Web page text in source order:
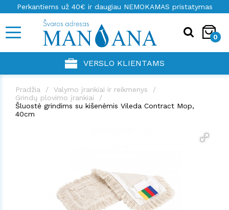
Perkantiems už 40€ ir daugiau NEMOKAMAS pristatymas
0
VERSLO KLIENTAMS
Pradžia
Valymo įrankiai ir reikmenys
Grindų plovimo įrankiai
Šluostė grindims su kišenėmis Vileda Contract Mop,
40cm